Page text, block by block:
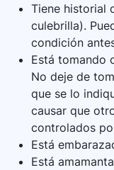
Tiene historial
culebrilla).
condición
Está tomando
No deje de
que se lo
causar que
controlados
Está
Está